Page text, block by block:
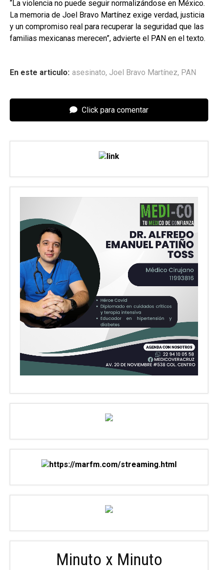
“La violencia no puede seguir normalizándose en México.
La memoria de Joel Bravo Martínez exige verdad, justicia
y un compromiso real para recuperar la seguridad que las
familias mexicanas merecen”, advierte el PAN en el texto.
En este articulo: asesinato, Joel Bravo Martínez, PAN
Click para comentar
Minuto x Minuto